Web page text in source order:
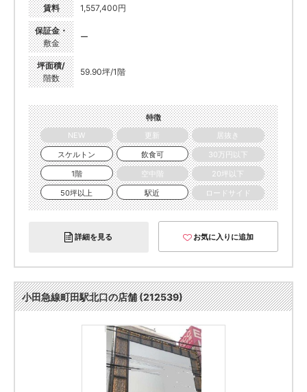
賃料 1,557,400円
保証金・
敷金
ー
坪面積/
階数
59.90坪/1階
特徴
NEW
更新
居抜き
スケルトン
飲食可
30万円以下
1階
空中階
20坪以下
50坪以上
駅近 ロードサイド
詳細を見る お気に入りに追加
小田急線町田駅北口の店舗 (212539)